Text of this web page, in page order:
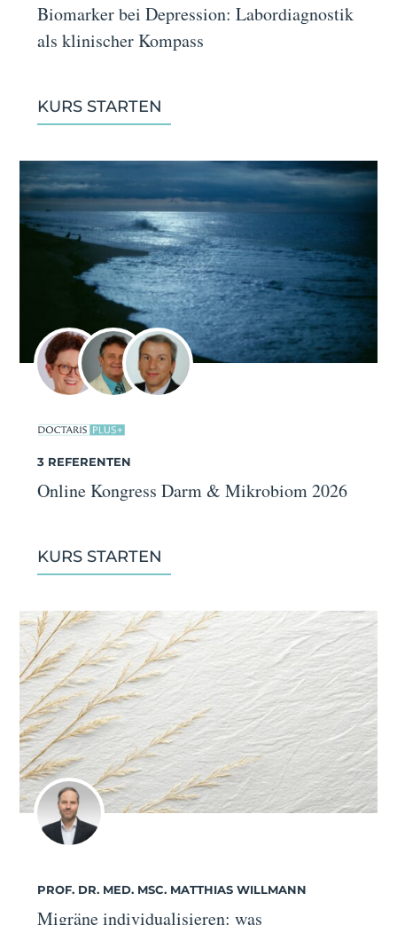
Biomarker bei Depression: Labordiagnostik
als klinischer Kompass
KURS STARTEN
3 REFERENTEN
Online Kongress Darm & Mikrobiom 2026
KURS STARTEN
PROF. DR. MED. MSC. MATTHIAS WILLMANN
Migräne individualisieren: was